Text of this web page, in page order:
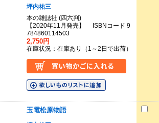
坪内祐三
本の雑誌社 (四六判)
【2020年11月発売】 ISBNコード 9
784860114503
2,750円
在庫状況：在庫あり（1～2日で出荷）
玉電松原物語